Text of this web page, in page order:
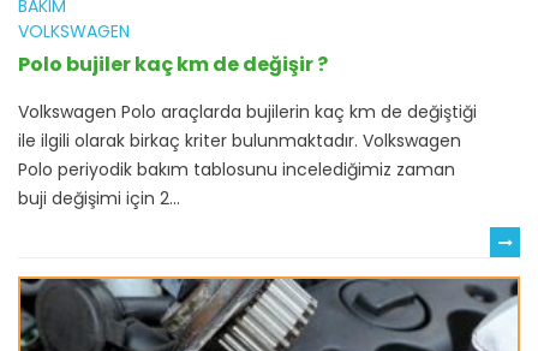
BAKIM
VOLKSWAGEN
Polo bujiler kaç km de değişir ?
Volkswagen Polo araçlarda bujilerin kaç km de değiştiği
ile ilgili olarak birkaç kriter bulunmaktadır. Volkswagen
Polo periyodik bakım tablosunu incelediğimiz zaman
buji değişimi için 2...